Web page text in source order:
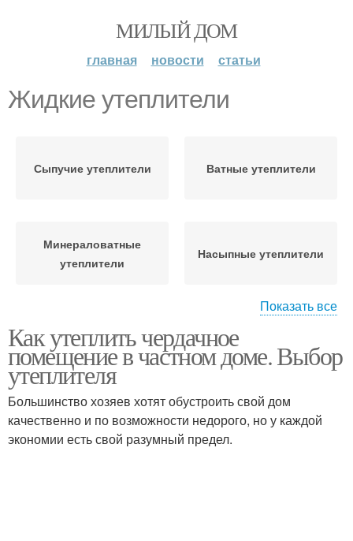
МИЛЫЙ ДОМ
главная новости статьи
Жидкие утеплители
Сыпучие утеплители Ватные утеплители
Минераловатные
утеплители
Насыпные утеплители
утеплители
Показать все
Как утеплить чердачное
помещение в частном доме. Выбор
утеплителя
Большинство хозяев хотят обустроить свой дом
качественно и по возможности недорого, но у каждой
экономии есть свой разумный предел.